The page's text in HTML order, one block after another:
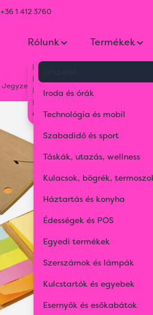
+36 1 412 3760
Rólunk
Kik vagyunk
Kapcsolat
Blog
Karrier
Gyakran Ismételt Kérdések
Termékek
Iroda és órák
Technológia és mobil
Szabadidő és sport
Táskák, utazás, wellness
Kulacsok, bögrék,
Háztartás és konyha
Édességek és POS
Egyedi termékek
Szerszámok és lámpák
Kulcstartók és egyebek
Esernyők és esőkabátok
Jegyzetfüzetek és mappák